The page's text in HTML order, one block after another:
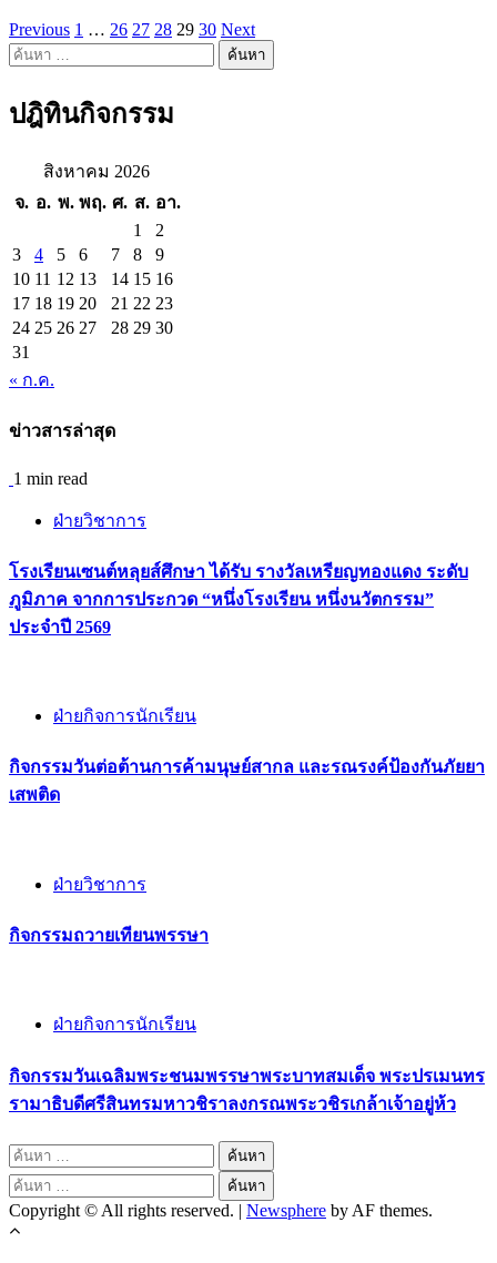
แนะแนว
Previous 1 … 26 27 28 29 30 Next
ค้นหา
ปฎิทินกิจกรรม
สิงหาคม 2026
จ. อ. พ. พฤ. ศ. ส. อา.
1
2
3
4 5 6 7 8
9
10 11 12 13 14 15 16
17 18 19 20 21 22 23
24 25 26 27 28 29 30
31
« ก.ค.
ข่าวสารล่าสุด
1 min read
ฝ่ายวิชาการ
โรงเรียนเซนต์หลุยส์ศึกษา ได้รับ รางวัลเหรียญทองแดง ระดับ
ภูมิภาค จากการประกวด “หนึ่งโรงเรียน หนึ่งนวัตกรรม”
ประจำปี 2569
ฝ่ายกิจการนักเรียน
กิจกรรม​วันต่อต้านการค้ามนุษย์สากล และรณรงค์ป้องกันภัยยา
เสพติด
ฝ่ายวิชาการ
กิจกรรมถวายเทียนพรรษา
ฝ่ายกิจการนักเรียน
กิจกรรมวันเฉลิมพระชนมพรรษาพระบาทสมเด็จ พระปรเมนทร
รามาธิบดีศรีสินทรมหาวชิราลงกรณพระวชิรเกล้าเจ้าอยู่ห้ว
ค้นหา
สำหรับ:
ค้นหา
สำหรับ:
Copyright © All rights reserved. | Newsphere by AF themes.